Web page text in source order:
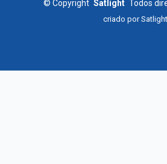
© Copyright Satlight Todos
criado porSatlight